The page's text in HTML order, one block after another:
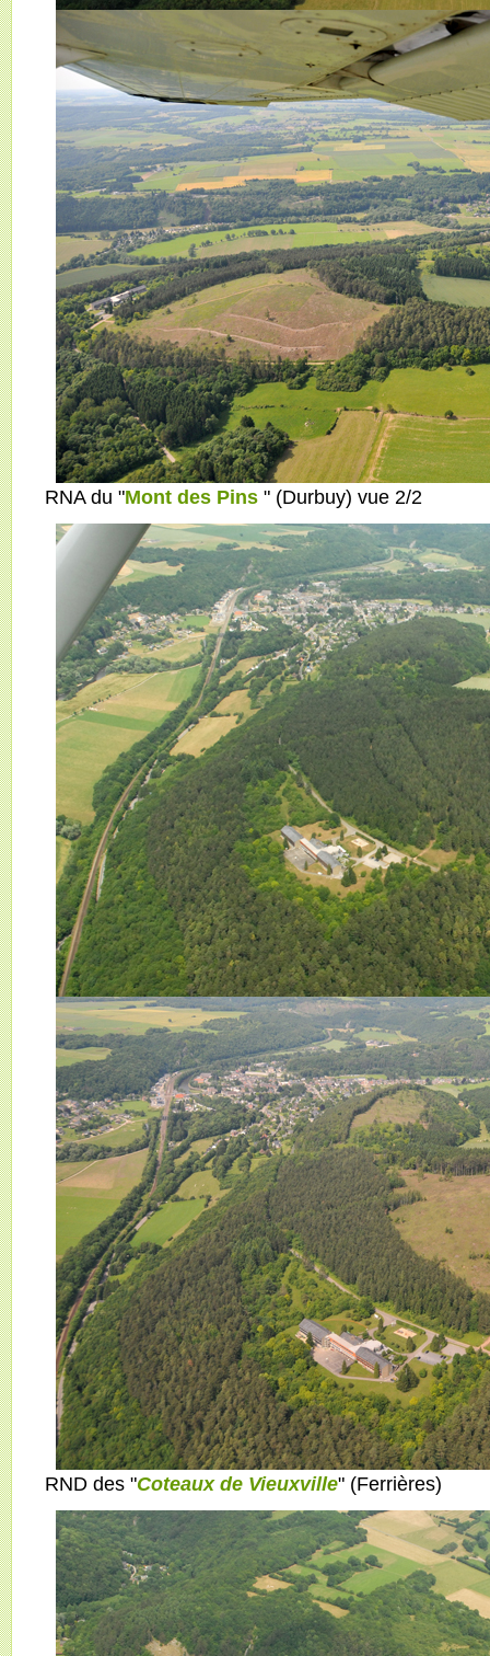
RNA du "Mont des Pins " (Durbuy) vue 2/2
RND des "Coteaux de Vieuxville" (Ferrières)